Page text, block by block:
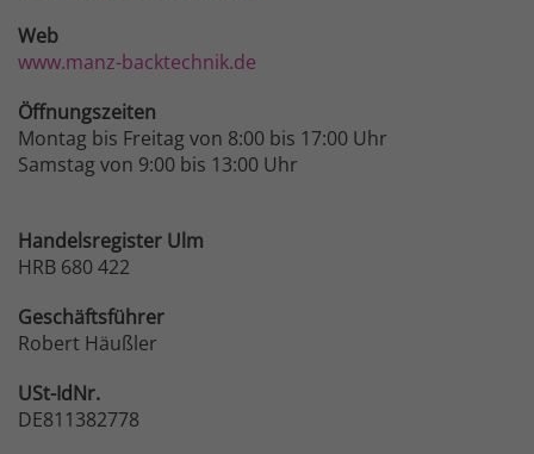
Web
www.manz-backtechnik.de
Öffnungszeiten
Montag bis Freitag von 8:00 bis 17:00 Uhr
Samstag von 9:00 bis 13:00 Uhr
Handelsregister Ulm
HRB 680 422
Geschäftsführer
Robert Häußler
USt-IdNr.
DE811382778